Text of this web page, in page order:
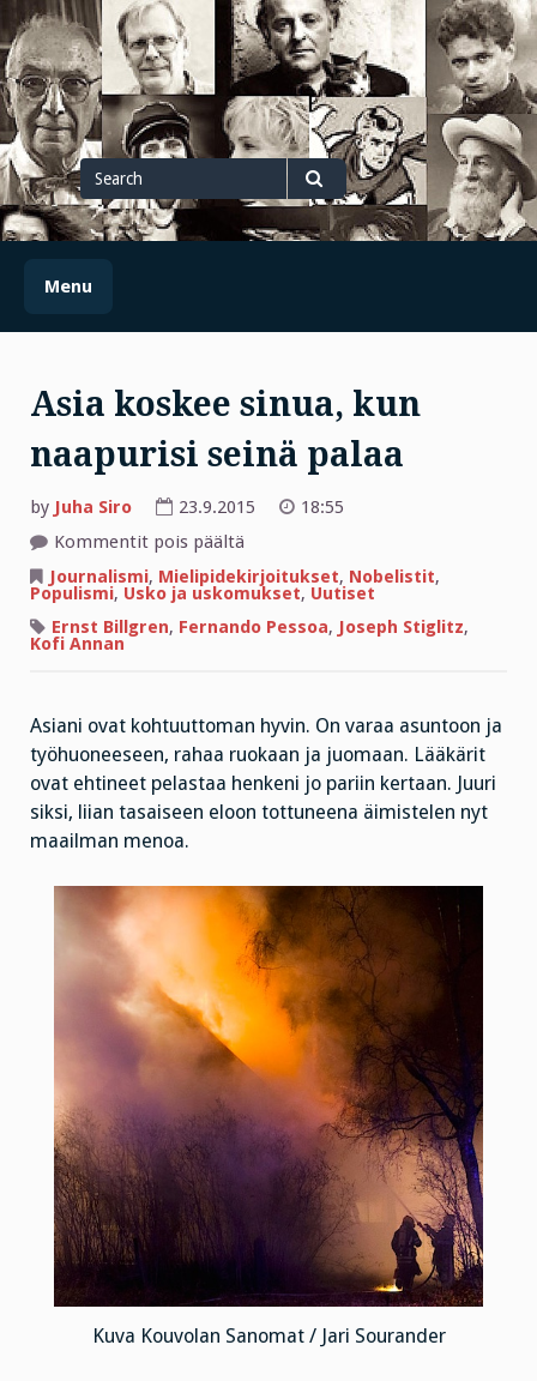
Skip
to
content
Search
for
Search
Menu
Asia koskee sinua, kun
naapurisi seinä palaa
by Juha Siro 23.9.2015
18:55
Kommentit pois päältä
koskee
sinua,
naapurisi
Journalismi, Mielipidekirjoitukset, Nobelistit,
Populismi, Usko ja uskomukset, Uutiset
Ernst Billgren, Fernando Pessoa, Joseph Stiglitz,
Kofi Annan
Asiani ovat kohtuuttoman hyvin. On varaa asuntoon ja
työhuoneeseen, rahaa ruokaan ja juomaan. Lääkärit
ovat ehtineet pelastaa henkeni jo pariin kertaan. Juuri
siksi, liian tasaiseen eloon tottuneena äimistelen nyt
maailman menoa.
Kuva Kouvolan Sanomat / Jari Sourander